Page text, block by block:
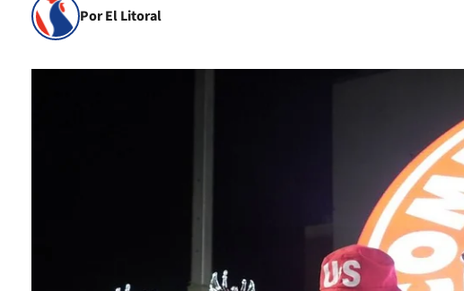
Por El Litoral